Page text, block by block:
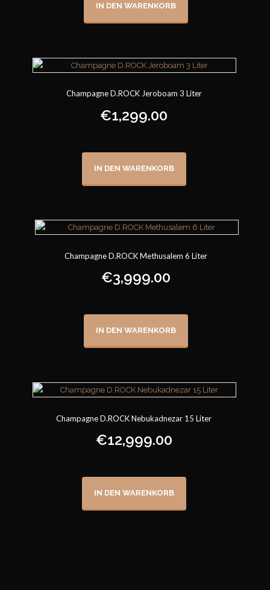
IN DEN WARENKORB
Champagne D.ROCK Jeroboam 3 Liter
€1,299.00
IN DEN WARENKORB
Champagne D.ROCK Methusalem 6 Liter
€3,999.00
IN DEN WARENKORB
Champagne D.ROCK Nebukadnezar 15 Liter
€12,999.00
IN DEN WARENKORB